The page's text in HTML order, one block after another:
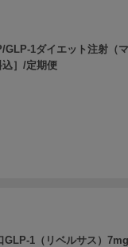
GLP-1ダイエット注射（
］/定期便
GLP-1（リベルサス）